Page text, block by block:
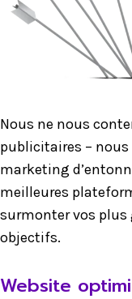
Nous ne nous
publicitaires –
marketing
meilleures
surmonter vos plus
objectifs.
Website